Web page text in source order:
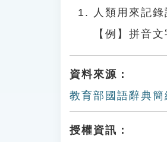
人類用來記錄
【例】拼音
資料來源：
教育部國語辭典
授權資訊：